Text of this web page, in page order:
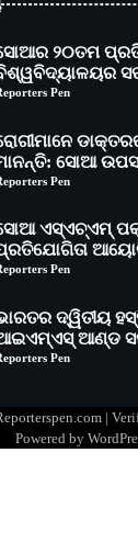
Pen
ସୋଆ
Pen
ଏସ୍‌ଏଚ୍‌ଏମ୍
Pen
ଦ୍ୱିତୀୟ
ଆଣ୍ଡ
Pen
ପକ୍ଷରୁ ରାୱେ
ଗ୍ରାମରେ
Pen
Reporters Pen
|
Powered by